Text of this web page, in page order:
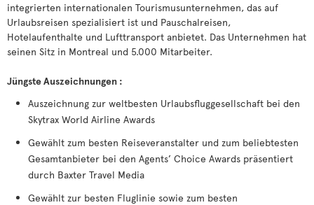
integrierten internationalen Tourismusunternehmen, das auf
Urlaubsreisen spezialisiert ist und Pauschalreisen,
Hotelaufenthalte und Lufttransport anbietet. Das Unternehmen hat
seinen Sitz in Montreal und 5.000 Mitarbeiter.
Jüngste Auszeichnungen :
Auszeichnung zur weltbesten Urlaubsfluggesellschaft bei den
Skytrax World Airline Awards
Gewählt zum besten Reiseveranstalter und zum beliebtesten
Gesamtanbieter bei den Agents’ Choice Awards präsentiert
durch Baxter Travel Media
Gewählt zur besten Fluglinie sowie zum besten